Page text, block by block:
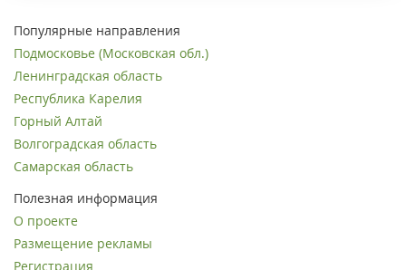
Популярные направления
Подмосковье (Московская обл.)
Ленинградская область
Республика Карелия
Горный Алтай
Волгоградская область
Самарская область
Полезная информация
О проекте
Размещение рекламы
Регистрация